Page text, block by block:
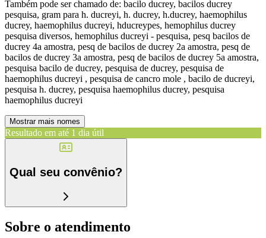
Também pode ser chamado de: bacilo ducrey, bacilos ducrey
pesquisa, gram para h. ducreyi, h. ducrey, h.ducrey, haemophilus
ducrey, haemophilus ducreyi, hducreypes, hemophilus ducrey
pesquisa diversos, hemophilus ducreyi - pesquisa, pesq bacilos de
ducrey 4a amostra, pesq de bacilos de ducrey 2a amostra, pesq de
bacilos de ducrey 3a amostra, pesq de bacilos de ducrey 5a amostra,
pesquisa bacilo de ducrey, pesquisa de ducrey, pesquisa de
haemophilus ducreyi , pesquisa de cancro mole , bacilo de ducreyi,
pesquisa h. ducrey, pesquisa haemophilus ducrey, pesquisa
haemophilus ducreyi
Mostrar mais nomes
Resultado em até 1 dia útil
Qual seu convênio?
Sobre o atendimento